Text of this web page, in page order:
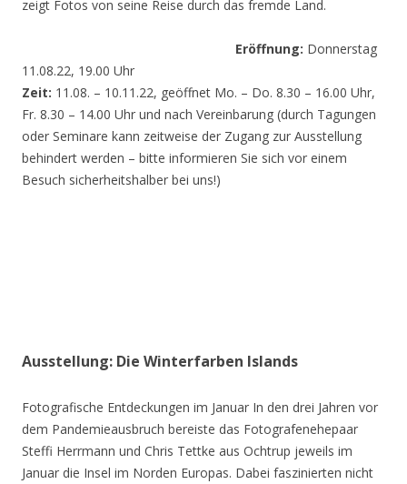
zeigt Fotos von seine Reise durch das fremde Land.
Eröffnung: Donnerstag
11.08.22, 19.00 Uhr
Zeit: 11.08. – 10.11.22, geöffnet Mo. – Do. 8.30 – 16.00 Uhr,
Fr. 8.30 – 14.00 Uhr und nach Vereinbarung (durch Tagungen
oder Seminare kann zeitweise der Zugang zur Ausstellung
behindert werden – bitte informieren Sie sich vor einem
Besuch sicherheitshalber bei uns!)
Ausstellung: Die Winterfarben Islands
Fotografische Entdeckungen im Januar In den drei Jahren vor
dem Pandemieausbruch bereiste das Fotografenehepaar
Steffi Herrmann und Chris Tettke aus Ochtrup jeweils im
Januar die Insel im Norden Europas. Dabei faszinierten nicht